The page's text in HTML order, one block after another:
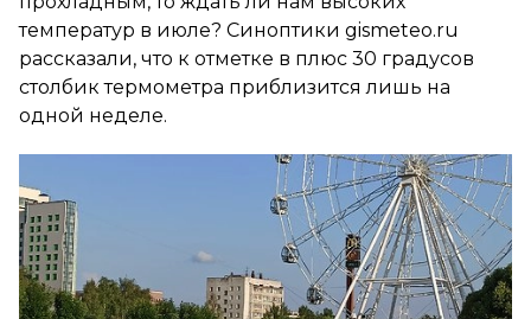
температур в июле? Синоптики gismeteo.ru
рассказали, что к отметке в плюс 30 градусов
столбик термометра приблизится лишь на
одной неделе.